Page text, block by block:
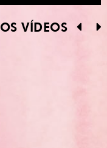
VÍDEOS